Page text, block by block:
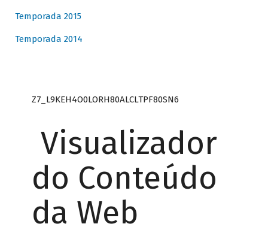
Temporada 2015
Temporada 2014
Z7_L9KEH4O0LORH80ALCLTPF80SN6
Visualizador
do Conteúdo
da Web